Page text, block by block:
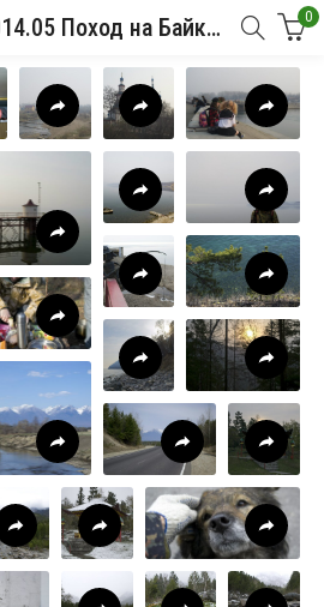
Альбом: 2014.05 Поход на Байкал и восхождение на Мунку-Сардык 0